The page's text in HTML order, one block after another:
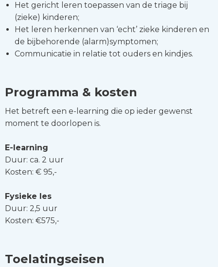
Het gericht leren toepassen van de triage bij
(zieke) kinderen;
Het leren herkennen van ‘echt’ zieke kinderen en
de bijbehorende (alarm)symptomen;
Communicatie in relatie tot ouders en kindjes.
Programma & kosten
Het betreft een e-learning die op ieder gewenst
moment te doorlopen is.
E-learning
Duur: ca. 2 uur
Kosten: € 95,-
Fysieke les
Duur: 2,5 uur
Kosten: €575,-
Toelatingseisen